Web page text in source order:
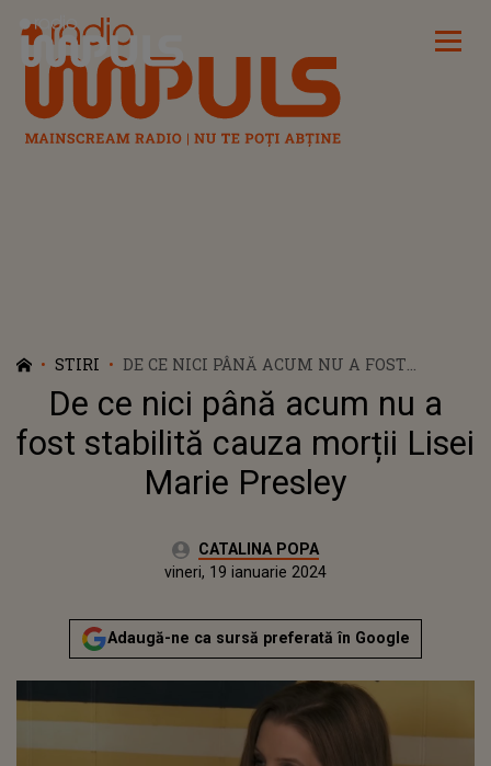
Radio Impuls
STIRI
DE CE NICI PÂNĂ ACUM NU A FOST
STABILITĂ CAUZA MORȚII LISEI MARIE
PRESLEY
De ce nici până acum nu a
fost stabilită cauza morții Lisei
Marie Presley
Autor:CATALINA POPA
Actualizat:
vineri, 19 ianuarie 2024
Adaugă-ne ca sursă preferată în Google